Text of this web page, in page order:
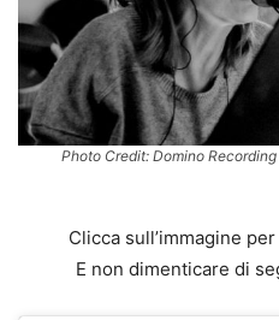
Photo Credit: Domino
Clicca sull’immagine
E non dimenticare di